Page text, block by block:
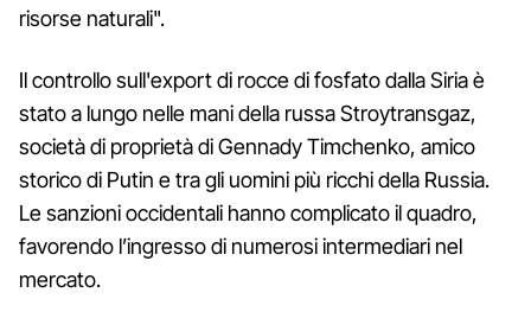
risorse naturali".
Il controllo sull'export di rocce di fosfato dalla Siria è
stato a lungo nelle mani della russa Stroytransgaz,
società di proprietà di Gennady Timchenko, amico
storico di Putin e tra gli uomini più ricchi della Russia.
Le sanzioni occidentali hanno complicato il quadro,
favorendo l’ingresso di numerosi intermediari nel
mercato.